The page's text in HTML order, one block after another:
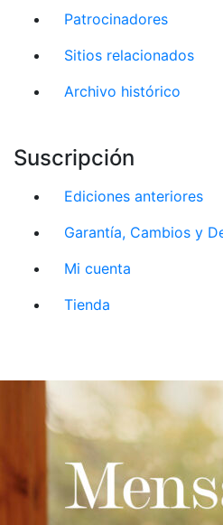
Patrocinadores
Sitios relacionados
Archivo histórico
Suscripción
Ediciones anteriores
Garantía, Cambios y
Mi cuenta
Tienda